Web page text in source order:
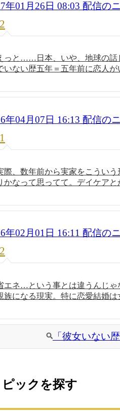
年01月26日 08:03 配信の
2
っと……日本、いや、地球の話
いない歴五年＝五年前に恋人
年04月07日 16:13 配信の
1
際、数年前から実家をこうい
かなって思ってて。デイケア
年02月01日 16:11 配信の
2
エネ…という事とは違うんじゃ
族になる現実。特に恋愛結婚
「彼女いない
ピックを探す